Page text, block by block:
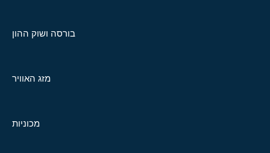
בורסה ושוק ההון
מזג האוויר
מכוניות